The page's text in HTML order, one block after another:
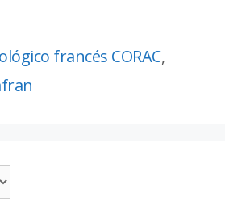
francés CORAC,